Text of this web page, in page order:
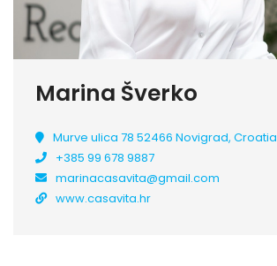
Marina Šverko
Murve ulica 78 52466 Novigrad, Croatia
+385 99 678 9887
marinacasavita@gmail.com
www.casavita.hr